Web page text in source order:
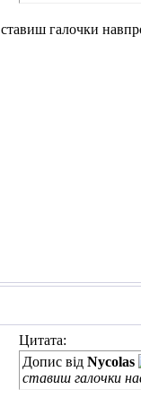
ставиш галочки
Цитата:
Допис від Nycolas
ставиш галочки